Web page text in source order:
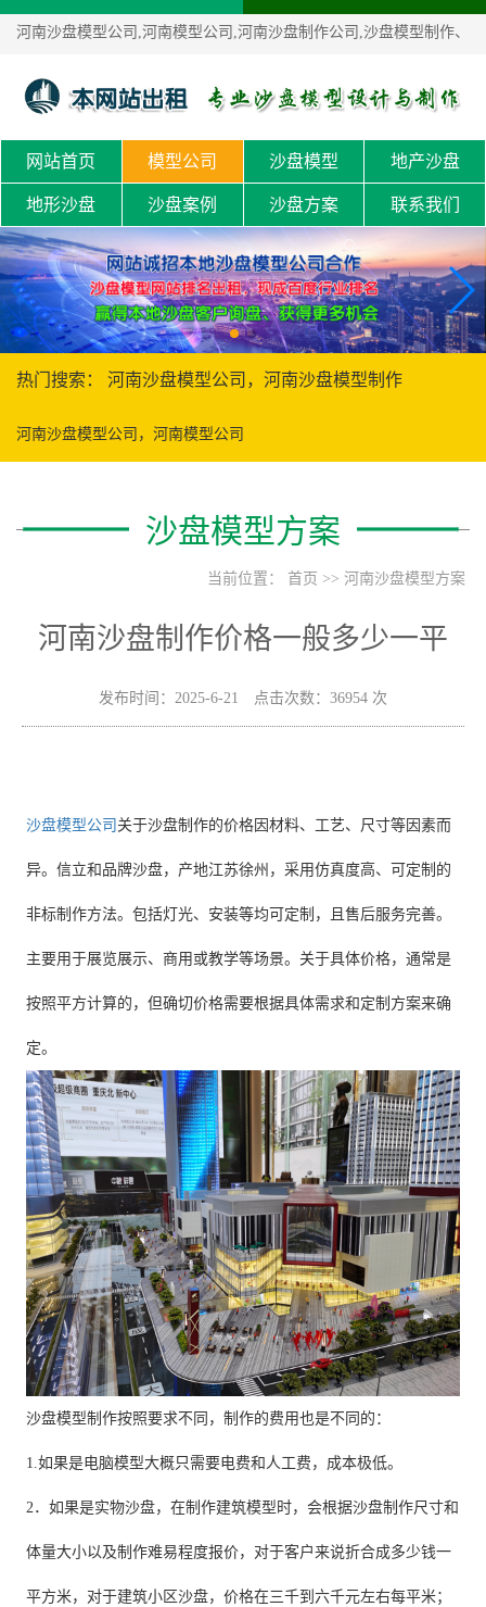
河南沙盘模型公司,河南模型公司,河南沙盘制作公司,沙盘模型制作、
沙盘定制！
网站首页 模型公司 沙盘模型 地产沙盘
地形沙盘 沙盘案例 沙盘方案 联系我们
热门搜索： 河南沙盘模型公司，河南沙盘模型制作
河南沙盘模型公司，河南模型公司
沙盘模型方案
当前位置： 首页 >> 河南沙盘模型方案
河南沙盘制作价格一般多少一平
发布时间：2025-6-21 点击次数：36954 次
沙盘模型公司 关于沙盘制作的价格因材料、工艺、尺寸等因素而
异。信立和品牌沙盘，产地江苏徐州，采用仿真度高、可定制的
非标制作方法。包括灯光、安装等均可定制，且售后服务完善。
主要用于展览展示、商用或教学等场景。关于具体价格，通常是
按照平方计算的，但确切价格需要根据具体需求和定制方案来确
定。
沙盘模型制作按照要求不同，制作的费用也是不同的：
1.如果是电脑模型大概只需要电费和人工费，成本极低。
2．如果是实物沙盘，在制作建筑模型时，会根据沙盘制作尺寸和
体量大小以及制作难易程度报价，对于客户来说折合成多少钱一
平方米，对于建筑小区沙盘，价格在三千到六千元左右每平米；